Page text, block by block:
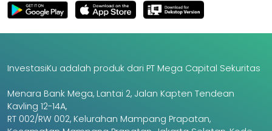
InvestasiKu adalah produk dari PT Mega Capital Sekuritas
Menara Bank Mega, Lantai 2, Jalan Kapten Tendean
Kavling 12-14A,
RT 002/RW 002, Kelurahan Mampang Prapatan,